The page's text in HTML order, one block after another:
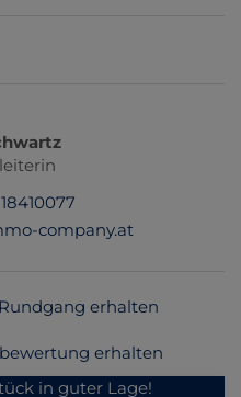
company.at
erhalten
erhalten